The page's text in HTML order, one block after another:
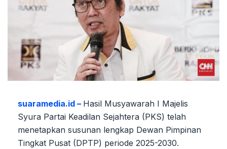
suaramedia.id – Hasil Musyawarah I Majelis
Syura Partai Keadilan Sejahtera (PKS) telah
menetapkan susunan lengkap Dewan Pimpinan
Tingkat Pusat (DPTP) periode 2025-2030.